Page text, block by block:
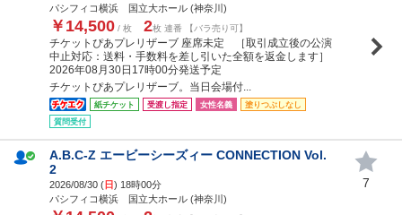
パシフィコ横浜 国立大ホール (神奈川)
￥14,500 / 枚 2枚 連番 【バラ売り可】
チケットぴあプレリザーブ 座席未定 ［取引成立後の公演
中止対応：送料・手数料を差し引いた全額を返金します］
2026年08月30日17時00分発送予定
チケットぴあプレリザーブ。当日会場付...
紙チケット 受渡し指定 女性名義
塗りつぶしなし
質問受付
A.B.C-Z エービーシーズィー CONNECTION Vol.
2
2026/08/30 (日) 18時00分
パシフィコ横浜 国立大ホール (神奈川)
7